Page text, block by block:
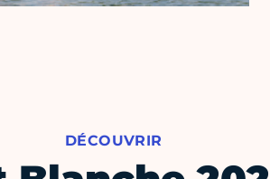
DÉCOUVRIR